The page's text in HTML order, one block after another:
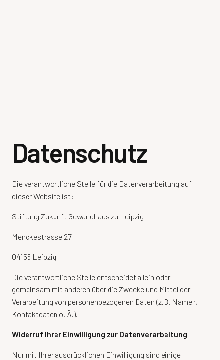
Datenschutz
Die verantwortliche Stelle für die Datenverarbeitung auf
dieser Website ist:
Stiftung Zukunft Gewandhaus zu Leipzig
Menckestrasse 27
04155 Leipzig
Die verantwortliche Stelle entscheidet allein oder
gemeinsam mit anderen über die Zwecke und Mittel der
Verarbeitung von personenbezogenen Daten (z.B. Namen,
Kontaktdaten o. Ä.).
Widerruf Ihrer Einwilligung zur Datenverarbeitung
Nur mit Ihrer ausdrücklichen Einwilligung sind einige